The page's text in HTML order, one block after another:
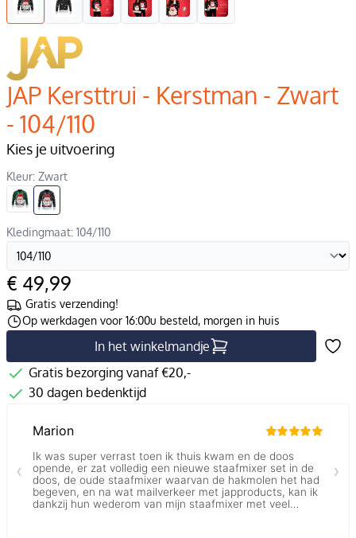
JAP Kersttrui - Kerstman - Zwart
- 104/110
Kies je uitvoering
Kleur: Zwart
Kledingmaat: 104/110
€ 49,99
Gratis verzending!
Op werkdagen voor 16:00u besteld, morgen in huis
In het winkelmandje
Gratis bezorging vanaf €20,-
30 dagen bedenktijd